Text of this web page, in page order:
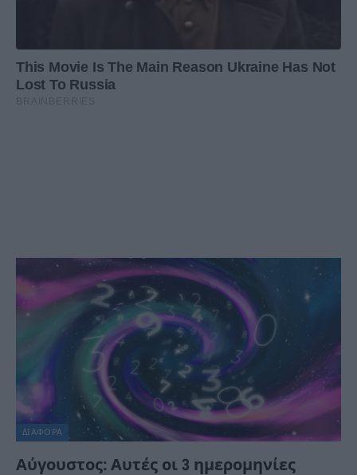
ΔΙΆΦΟΡΑ
Αύγουστος: Αυτές οι 3 ημερομηνίες